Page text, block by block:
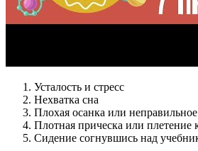
Усталость и стресс
Нехватка сна
Плохая осанка или
Плотная прическа или плетение
Сидение согнувшись над